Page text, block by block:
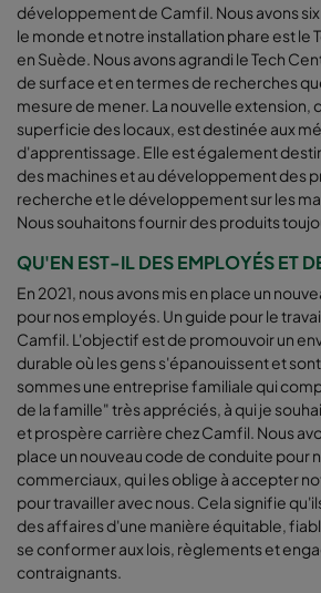
développement de Camfil. Nous avons
le monde et notre installation phare est le
en Suède. Nous avons agrandi le Tech
de surface et en termes de recherches
mesure de mener. La nouvelle extension,
superficie des locaux, est destinée aux
d'apprentissage. Elle est également
des machines et au développement des
recherche et le développement sur les
Nous souhaitons fournir des produits
QU'EN EST-IL DES EMPLOYÉS ET
En 2021, nous avons mis en place un
pour nos employés. Un guide pour le
Camfil. L'objectif est de promouvoir un
durable où les gens s'épanouissent et
sommes une entreprise familiale qui
de la famille" très appréciés, à qui je
et prospère carrière chez Camfil. Nous
place un nouveau code de conduite pour
commerciaux, qui les oblige à accepter
pour travailler avec nous. Cela signifie
des affaires d'une manière équitable,
se conformer aux lois, règlements et
contraignants.